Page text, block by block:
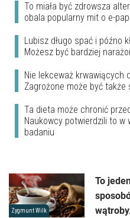
To miała być zdrowsza
obala popularny mit o e-
Lubisz długo spać i późno
Możesz być bardziej
Nie lekceważ krwawiących
Zagrożone może być także
Ta dieta może chronić
Naukowcy potwierdzili to w
badaniu
Zygmunt Wilk
To